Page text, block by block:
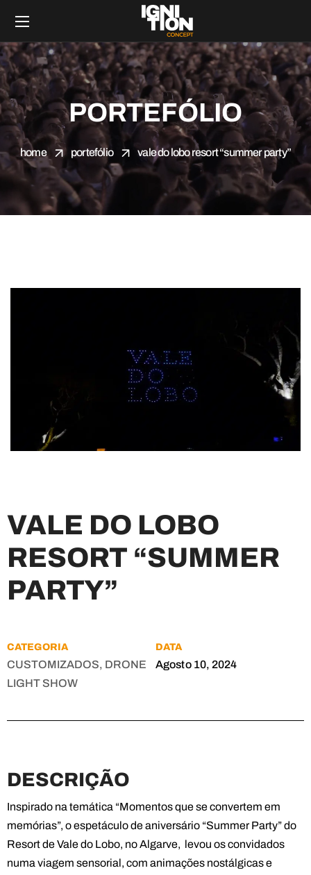
PORTEFÓLIO
home portefólio vale do lobo resort “summer party”
VALE DO LOBO
RESORT “SUMMER
PARTY”
CATEGORIA
CUSTOMIZADOS, DRONE
LIGHT SHOW
DATA
Agosto 10, 2024
DESCRIÇÃO
Inspirado na temática “Momentos que se convertem em
memórias”, o espetáculo de aniversário “Summer Party” do
Resort de Vale do Lobo, no Algarve, levou os convidados
numa viagem sensorial, com animações nostálgicas e